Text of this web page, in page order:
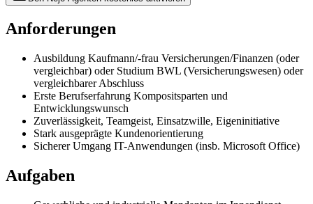
Anforderungen
Ausbildung Kaufmann/-frau Versicherungen/Finanzen (oder
vergleichbar) oder Studium BWL (Versicherungswesen) oder
vergleichbarer Abschluss
Erste Berufserfahrung Kompositsparten und
Entwicklungswunsch
Zuverlässigkeit, Teamgeist, Einsatzwille, Eigeninitiative
Stark ausgeprägte Kundenorientierung
Sicherer Umgang IT-Anwendungen (insb. Microsoft Office)
Aufgaben